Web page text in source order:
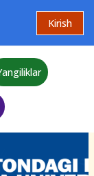
Kirish